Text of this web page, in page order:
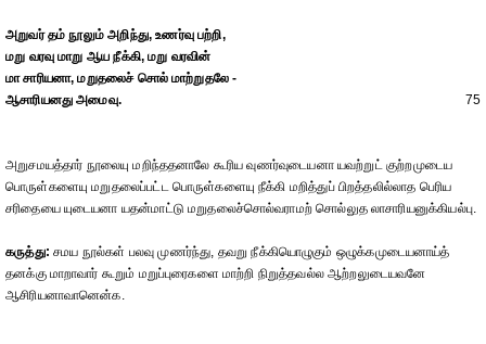
அறுவர் தம் நூலும் அறிந்து, உணர்வு பற்றி,
மறு வரவு மாறு ஆய நீக்கி, மறு வரவின்
மா சாரியனா, மறுதலைச் சொல் மாற்றுதலே -
ஆசாரியனது அமைவு.
75
அறுசமயத்தார் நூலையு மறிந்ததனாலே கூரிய வுணர்வுடையனா யவற்றுட் குற்றமுடைய
பொருள்களையு மறுதலைப்பட்ட பொருள்களையு நீக்கி மறித்துப் பிறத்தலில்லாத பெரிய
சரிதையை யுடையனா யதன்மாட்டு மறுதலைச்சொல்வராமற் சொல்லுத லாசாரியனுக்கியல்பு.
கருத்து: சமய நூல்கள் பலவு முணர்ந்து, தவறு நீக்கியொழுகும் ஒழுக்கமுடையனாய்த்
தனக்கு மாறாவார் கூறும் மறுப்புரைகளை மாற்றி நிறுத்தவல்ல ஆற்றலுடையவனே
ஆசிரியனாவானென்க.